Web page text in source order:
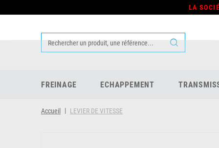
LA
FREINAGE ECHAPPEMENT
Accueil LEVIER DE VITESSE